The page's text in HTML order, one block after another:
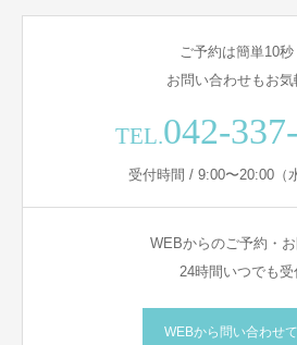
ご予約は簡単10秒
お問い合わせもお気
TEL.042-
受付時間 / 9:00〜20:00（
WEBからのご予約・
24時間いつでも受
WEBから問い合わせ